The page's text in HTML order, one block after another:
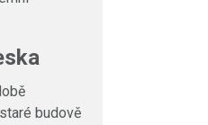
budově